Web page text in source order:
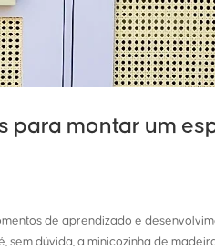
para montar um
de aprendizado e
sem dúvida, a minicozinha de